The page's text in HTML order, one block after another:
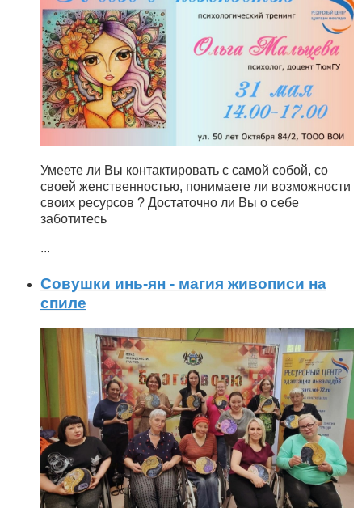
Умеете ли Вы контактировать с самой собой, со
своей женственностью, понимаете ли возможности
своих ресурсов ? Достаточно ли Вы о себе
заботитесь
...
Совушки инь-ян - магия живописи на
спиле